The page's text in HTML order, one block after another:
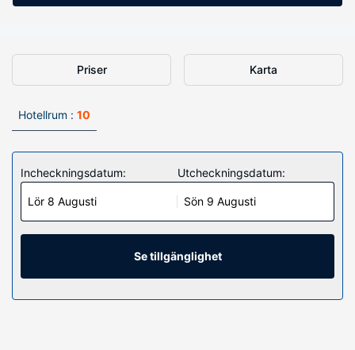
Priser Karta
Hotellrum : 10
Incheckningsdatum:
Lör 8 Augusti
Utcheckningsdatum:
Sön 9 Augusti
Se tillgänglighet